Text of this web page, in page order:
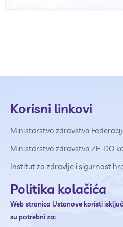
Korisni linkovi
Ministarstvo zdravstva
Ministarstvo zdravstva ZE-DO
Institut za zdravlje i sigurnost
Politika kolačića
Web stranica Ustanovekoristi
su potrebni za: